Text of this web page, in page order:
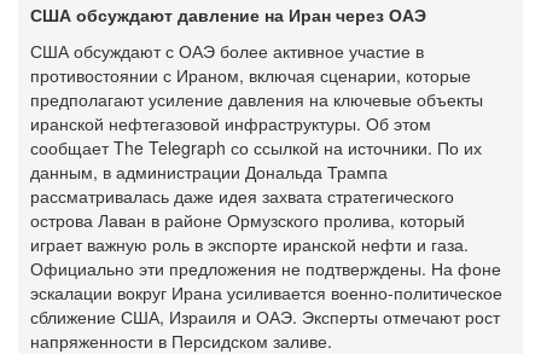
США обсуждают давление на Иран через ОАЭ
США обсуждают с ОАЭ более активное участие в
противостоянии с Ираном, включая сценарии, которые
предполагают усиление давления на ключевые объекты
иранской нефтегазовой инфраструктуры. Об этом
сообщает The Telegraph со ссылкой на источники. По их
данным, в администрации Дональда Трампа
рассматривалась даже идея захвата стратегического
острова Лаван в районе Ормузского пролива, который
играет важную роль в экспорте иранской нефти и газа.
Официально эти предложения не подтверждены. На фоне
эскалации вокруг Ирана усиливается военно-политическое
сближение США, Израиля и ОАЭ. Эксперты отмечают рост
напряженности в Персидском заливе.